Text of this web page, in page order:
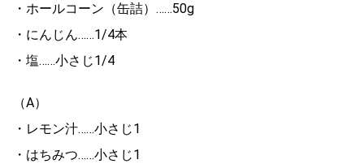
・ホールコーン（缶詰）……50g
・にんじん……1/4本
・塩……小さじ1/4
（A）
・レモン汁……小さじ1
・はちみつ……小さじ1